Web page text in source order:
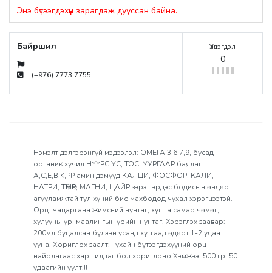
Энэ бүтээгдэхүүн зарагдаж дууссан байна.
Байршил
(+976) 7773 7755
Үлдэгдэл
0
Нэмэлт дэлгэрэнгүй мэдээлэл: ОМЕГА 3,6,7,9, бусад
органик хүчил НҮҮРС УС, ТОС, УУРГААР баялаг
A,C,E,B,K,PP амин дэмүүд КАЛЦИ, ФОСФОР, КАЛИ,
НАТРИ, ТӨМӨР, МАГНИ, ЦАЙР зэрэг эрдэс бодисын өндөр
агууламжтай тул хүний бие махбодод чухал хэрэгцээтэй.
Орц: Чацаргана жимсний нунтаг, хушга самар чөмөг,
хулууны үр, маалингын үрийн нунтаг. Хэрэглэх заавар:
200мл буцалсан бүлээн усанд хутгаад өдөрт 1-2 удаа
ууна. Хориглох заалт: Тухайн бүтээгдэхүүний орц
найрлагаас харшилдаг бол хориглоно Хэмжээ: 500 гр, 50
удаагийн уулт!!!